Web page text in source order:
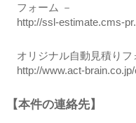
フォーム －
http://ssl-estimate.cms-
オリジナル自動見積り
http://www.act-
【本件の連絡先】